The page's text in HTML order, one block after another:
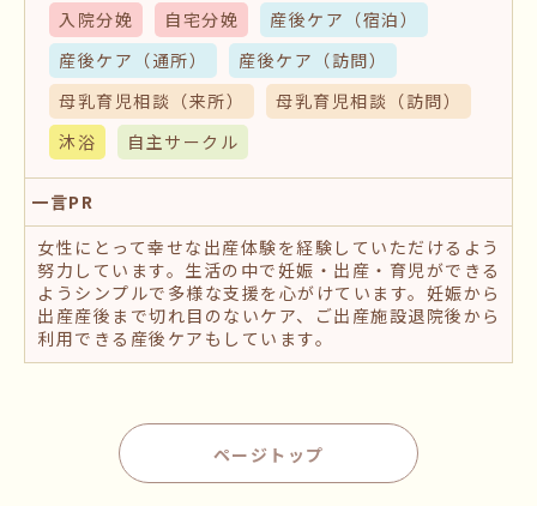
入院分娩 自宅分娩 産後ケア （宿泊）
産後ケア （通所） 産後ケア （訪問）
母乳育児相談 （来所） 母乳育児相談 （訪問）
沐浴
自主サークル
一言PR
女性にとって幸せな出産体験を経験していただけるよう
努力しています。生活の中で妊娠・出産・育児ができる
ようシンプルで多様な支援を心がけています。妊娠から
出産産後まで切れ目のないケア、ご出産施設退院後から
利用できる産後ケアもしています。
ページトップ